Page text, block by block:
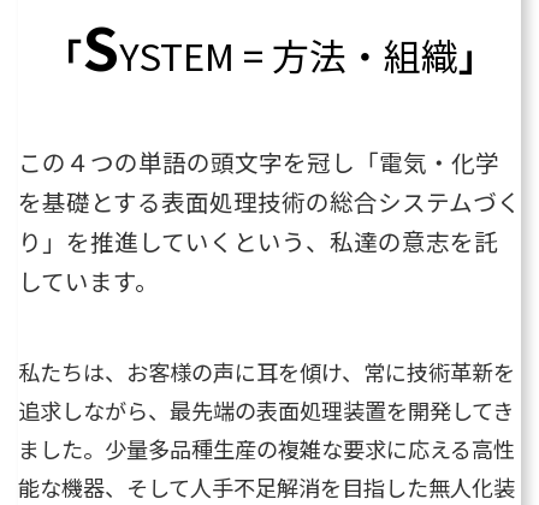
「SYSTEM = 方法・組織」
この４つの単語の頭文字を冠し「電気・化学
を基礎とする表面処理技術の総合システムづく
り」を推進していくという、私達の意志を託
しています。
私たちは、お客様の声に耳を傾け、常に技術革新を
追求しながら、最先端の表面処理装置を開発してき
ました。少量多品種生産の複雑な要求に応える高性
能な機器、そして人手不足解消を目指した無人化装